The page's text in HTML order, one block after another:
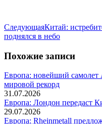
СледующаяСледующая
запись:
Китай:
поднялся в небо
Похожие записи
Европа: новейший самолет
мировой рекорд
31.07.2026
Европа: Лондон передаст
29.07.2026
Европа: Rheinmetall